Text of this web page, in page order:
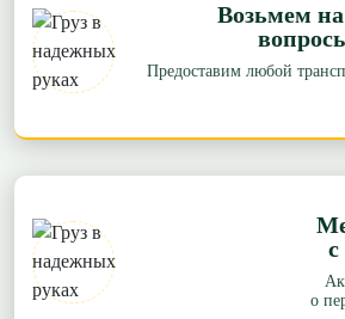
Возьмем
Предоставим любой
о